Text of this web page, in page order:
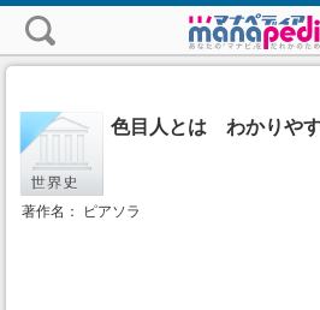
色目人とは わかりや
著作名： ピアソラ